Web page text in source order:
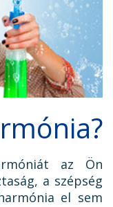
az Ön
a szépség
el sem